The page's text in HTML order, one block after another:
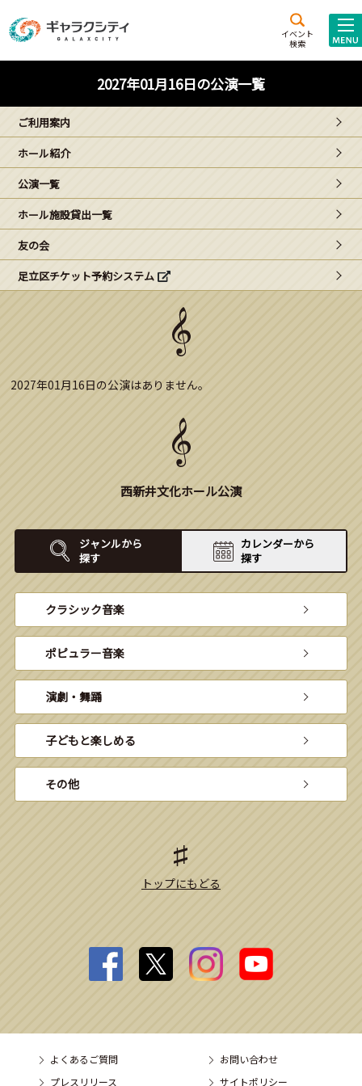
イベント
検索
施設案内
西新井
文化ホール
ギャラクシティとは
こどもみーてぃんぐ
Gがくえん
ブランドからのお知らせ
2027年01月16日の公演一覧
ご利用案内
ホール紹介
公演一覧
ホール施設貸出一覧
友の会
足立区チケット予約システム
2027年01月16日の公演はありません。
西新井文化ホール公演
ジャンルから
探す
カレンダーから
探す
クラシック音楽
ポピュラー音楽
演劇・舞踊
子どもと楽しめる
その他
トップにもどる
よくあるご質問
お問い合わせ
プレスリリース
サイトポリシー